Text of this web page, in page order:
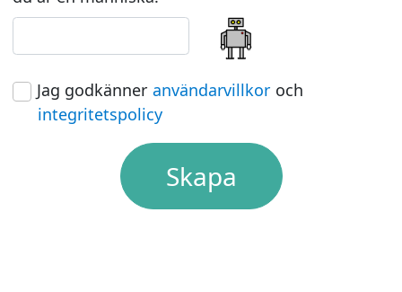
Jag godkänner användarvillkor och
integritetspolicy